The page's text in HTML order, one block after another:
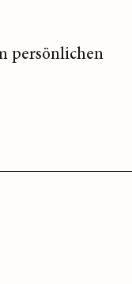
persönlichen